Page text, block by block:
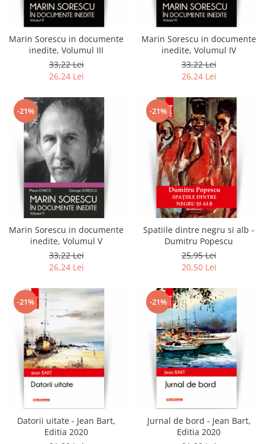
Marin Sorescu in documente
inedite, Volumul III
33,22 Lei
26,24 Lei
Marin Sorescu in documente
inedite, Volumul IV
33,22 Lei
26,24 Lei
-21%
Marin Sorescu in documente
inedite, Volumul V
33,22 Lei
26,24 Lei
-21%
Spatiile dintre negru si alb -
Dumitru Popescu
25,95 Lei
20,50 Lei
-21%
Datorii uitate - Jean Bart,
Editia 2020
-21%
Jurnal de bord - Jean Bart,
Editia 2020